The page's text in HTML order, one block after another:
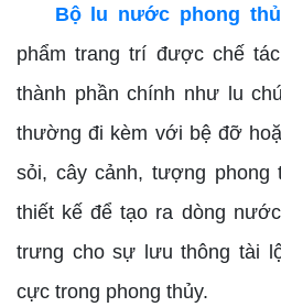
Bộ lu nước phong
phẩm trang trí được chế
thành phần chính như lu
thường đi kèm với bệ đỡ
sỏi, cây cảnh, tượng phong
thiết kế để tạo ra dòng
trưng cho sự lưu thông tài
cực trong phong thủy.